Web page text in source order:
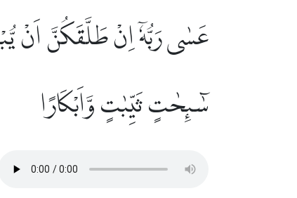
عَسٰى رَبُّهٗٓ اِنْ طَلَّقَكُنَّ اَنْ
سٰۤىِٕحٰتٍ ثَيِّبٰتٍ وَّاَبْكَارًا